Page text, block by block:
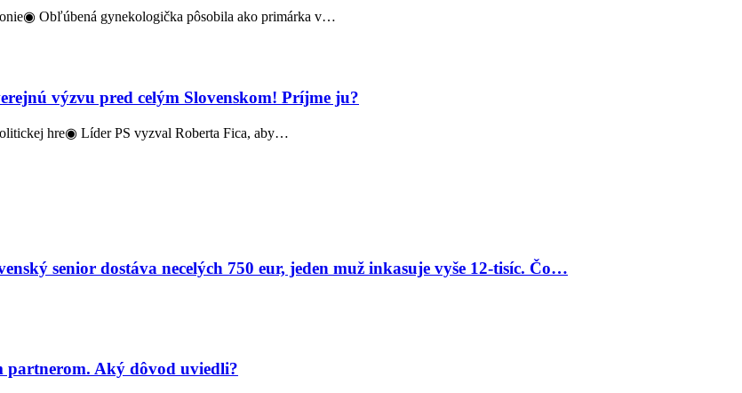
Obľúbená gynekologička pôsobila ako primárka v…
výzvu pred celým Slovenskom! Príjme ju?
hre◉ Líder PS vyzval Roberta Fica, aby…
senior dostáva necelých 750 eur, jeden muž inkasuje vyše 12-tisíc. Čo…
partnerom. Aký dôvod uviedli?